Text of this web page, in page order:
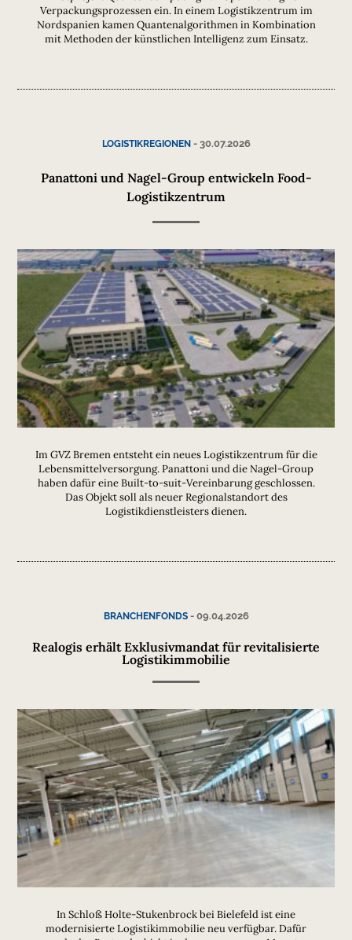
Verpackungsprozessen ein. In einem Logistikzentrum im
Nordspanien kamen Quantenalgorithmen in Kombination
mit Methoden der künstlichen Intelligenz zum Einsatz.
LOGISTIKREGIONEN- 30.07.2026
Panattoni und Nagel-Group entwickeln Food-
Logistikzentrum
Im GVZ Bremen entsteht ein neues Logistikzentrum für die
Lebensmittelversorgung. Panattoni und die Nagel-Group
haben dafür eine Built-to-suit-Vereinbarung geschlossen.
Das Objekt soll als neuer Regionalstandort des
Logistikdienstleisters dienen.
BRANCHENFONDS- 09.04.2026
Realogis erhält Exklusivmandat für revitalisierte
Logistikimmobilie
In Schloß Holte-Stukenbrock bei Bielefeld ist eine
modernisierte Logistikimmobilie neu verfügbar. Dafür